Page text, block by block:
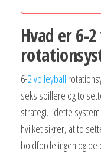
Hvad er 6-
6-2 volleyball
seks spillere og to
strategi. I dette
hvilket sikrer, at to
boldfordelingen og de